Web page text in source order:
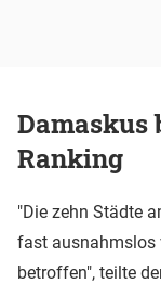
Ranking
"Die zehn Städte
fast ausnahmslos
betroffen", teilte